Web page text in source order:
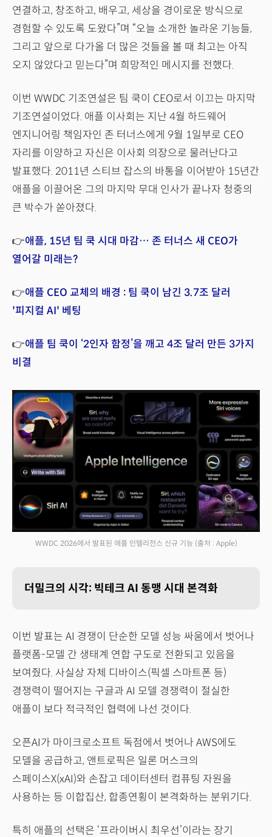
연결하고, 창조하고, 배우고, 세상을 경이로운 방식으로
경험할 수 있도록 도왔다”며 “오늘 소개한 놀라운 기능들,
그리고 앞으로 다가올 더 많은 것들을 볼 때 최고는 아직
오지 않았다고 믿는다”며 희망적인 메시지를 전했다.
이번 WWDC 기조연설은 팀 쿡이 CEO로서 이끄는 마지막
기조연설이었다. 애플 이사회는 지난 4월 하드웨어
엔지니어링 책임자인 존 터너스에게 9월 1일부로 CEO
자리를 이양하고 자신은 이사회 의장으로 물러난다고
발표했다. 2011년 스티브 잡스의 바통을 이어받아 15년간
애플을 이끌어온 그의 마지막 무대 인사가 끝나자 청중의
큰 박수가 쏟아졌다.
👉애플, 15년 팀 쿡 시대 마감… 존 터너스 새 CEO가
열어갈 미래는?
👉애플 CEO 교체의 배경 : 팀 쿡이 남긴 3.7조 달러
'피지컬 AI' 베팅
👉애플 팀 쿡이 ‘2인자 함정’을 깨고 4조 달러 만든 3가지
비결
WWDC 2026에서 발표된 애플 인텔리전스 신규 기능 (출처 : Apple)
더밀크의 시각: 빅테크 AI 동맹 시대 본격화
이번 발표는 AI 경쟁이 단순한 모델 성능 싸움에서 벗어나
플랫폼-모델 간 생태계 연합 구도로 전환되고 있음을
보여줬다. 사실상 자체 디바이스(픽셀 스마트폰 등)
경쟁력이 떨어지는 구글과 AI 모델 경쟁력이 절실한
애플이 보다 적극적인 협력에 나선 것이다.
오픈AI가 마이크로소프트 독점에서 벗어나 AWS에도
모델을 공급하고, 앤트로픽은 일론 머스크의
스페이스X(xAI)와 손잡고 데이터센터 컴퓨팅 자원을
사용하는 등 이합집산, 합종연횡이 본격화하는 분위기다.
특히 애플의 선택은 ‘프라이버시 최우선’이라는 장기